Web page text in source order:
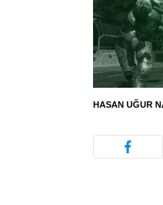
HASAN UĞUR